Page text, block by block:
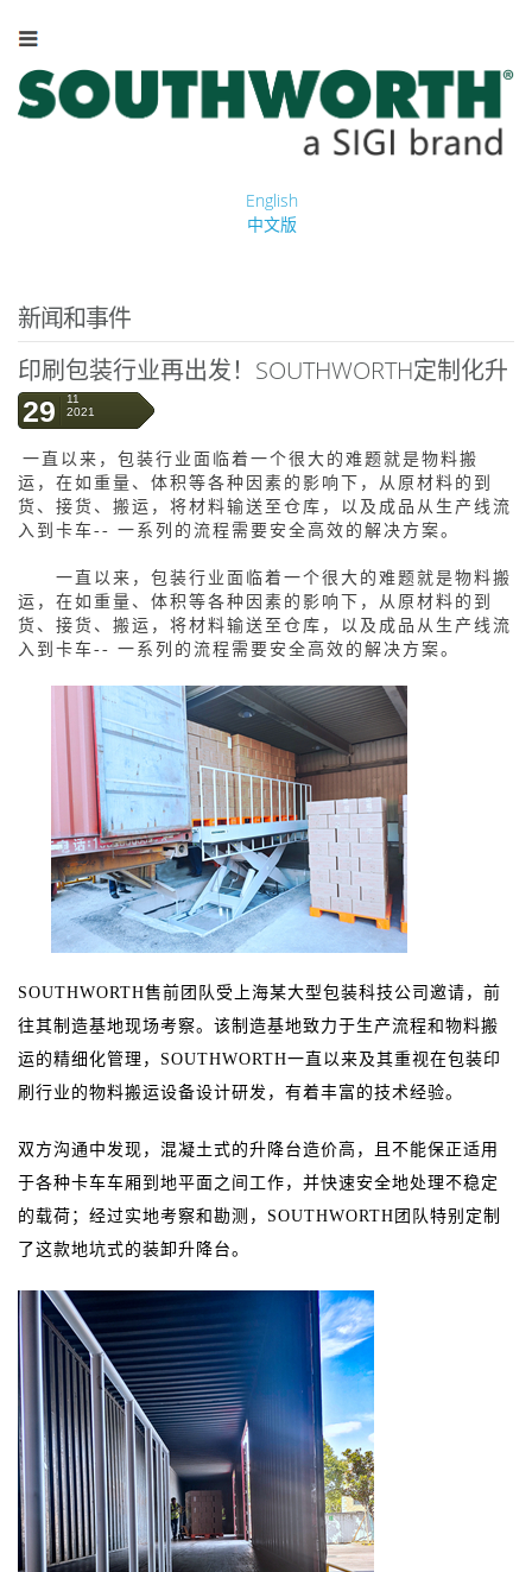
English
中文版
新闻和事件
印刷包装行业再出发！SOUTHWORTH定制化升
降设备实力襄助！
29
11
2021
一直以来，包装行业面临着一个很大的难题就是物料搬
运，在如重量、体积等各种因素的影响下，从原材料的到
货、接货、搬运，将材料输送至仓库，以及成品从生产线流
入到卡车-- 一系列的流程需要安全高效的解决方案。
一直以来，包装行业面临着一个很大的难题就是物料搬
运，在如重量、体积等各种因素的影响下，从原材料的到
货、接货、搬运，将材料输送至仓库，以及成品从生产线流
入到卡车-- 一系列的流程需要安全高效的解决方案。
SOUTHWORTH售前团队受上海某大型包装科技公司邀请，前
往其制造基地现场考察。该制造基地致力于生产流程和物料搬
运的精细化管理，SOUTHWORTH一直以来及其重视在包装印
刷行业的物料搬运设备设计研发，有着丰富的技术经验。
双方沟通中发现，混凝土式的升降台造价高，且不能保正适用
于各种卡车车厢到地平面之间工作，并快速安全地处理不稳定
的载荷；经过实地考察和勘测， SOUTHWORTH团队特别定制
了这款地坑式的装卸升降台。